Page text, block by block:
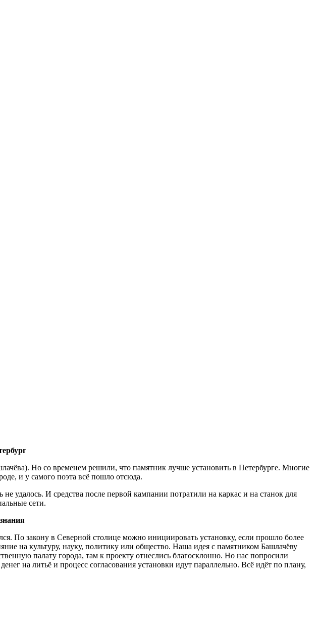
Но со временем решили, что памятник лучше установить в Петербурге. Многие
и у самого поэта всё пошло отсюда.
не удалось. И средства после первой кампании потратили на каркас и на станок для
сети.
По закону в Северной столице можно инициировать установку, если прошло более
на культуру, науку, политику или общество. Наша идея с памятником Башлачёву
палату города, там к проекту отнеслись благосклонно. Но нас попросили
на литьё и процесс согласования установки идут параллельно. Всё идёт по плану,